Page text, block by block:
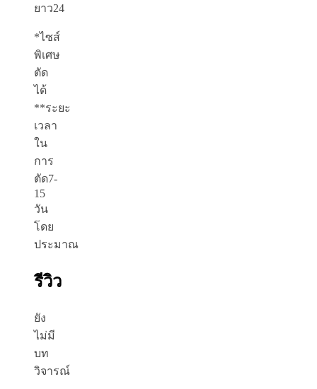
ยาว24
*ไซส์
พิเศษ
ตัด
ได้
**ระยะ
เวลา
ใน
การ
ตัด7-
15
วัน
โดย
ประมาณ
รีวิว
ยัง
ไม่มี
บท
วิจารณ์